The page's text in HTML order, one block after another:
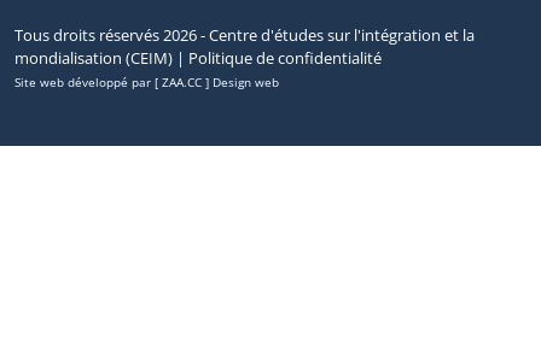
Tous droits réservés 2026 - Centre d'études sur l'intégration et la
mondialisation (CEIM) | Politique de confidentialité
Site web développé par [ ZAA.CC ] Design web